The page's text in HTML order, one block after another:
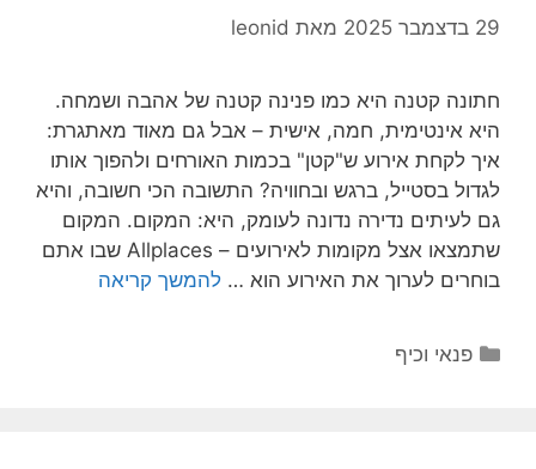
29 בדצמבר 2025 מאת leonid
חתונה קטנה היא כמו פנינה קטנה של אהבה ושמחה.
היא אינטימית, חמה, אישית – אבל גם מאוד מאתגרת:
איך לקחת אירוע ש"קטן" בכמות האורחים ולהפוך אותו
לגדול בסטייל, ברגש ובחוויה? התשובה הכי חשובה, והיא
גם לעיתים נדירה נדונה לעומק, היא: המקום. המקום
שתמצאו אצל מקומות לאירועים – Allplaces שבו אתם
בוחרים לערוך את האירוע הוא … להמשך קריאה
קטגוריות
פנאי וכיף